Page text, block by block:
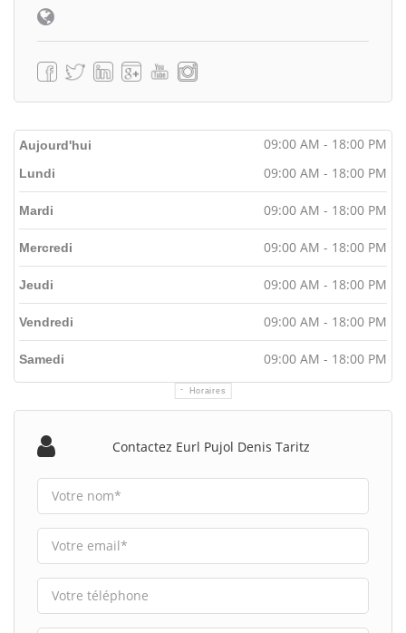
Aujourd'hui 09:00 AM - 18:00 PM
Horaires
Lundi 09:00 AM - 18:00 PM
Mardi 09:00 AM - 18:00 PM
Mercredi 09:00 AM - 18:00 PM
Jeudi 09:00 AM - 18:00 PM
Vendredi 09:00 AM - 18:00 PM
Samedi 09:00 AM - 18:00 PM
Contactez Eurl Pujol Denis Taritz